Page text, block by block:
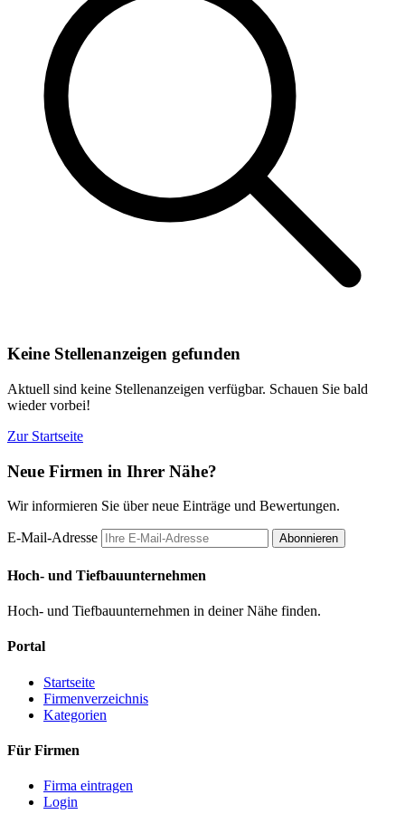
Keine Stellenanzeigen gefunden
Aktuell sind keine Stellenanzeigen verfügbar. Schauen Sie bald
wieder vorbei!
Zur Startseite
Neue Firmen in Ihrer Nähe?
Wir informieren Sie über neue Einträge und Bewertungen.
E-Mail-Adresse Abonnieren
Hoch- und Tiefbauunternehmen
Hoch- und Tiefbauunternehmen in deiner Nähe finden.
Portal
Startseite
Firmenverzeichnis
Kategorien
Für Firmen
Firma eintragen
Login